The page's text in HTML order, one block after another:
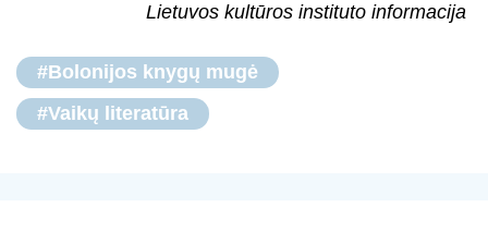
Lietuvos kultūros instituto informacija
#Bolonijos knygų mugė
#Vaikų literatūra